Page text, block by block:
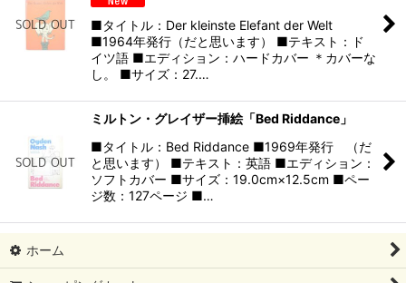
■タイトル：Der kleinste Elefant der Welt
■1964年発行（だと思います） ■テキスト：ド
イツ語 ■エディション：ハードカバー ＊カバーな
し。 ■サイズ：27.…
ミルトン・グレイザー挿絵「Bed Riddance」
■タイトル：Bed Riddance ■1969年発行 （だ
と思います） ■テキスト：英語 ■エディション：
ソフトカバー ■サイズ：19.0cm×12.5cm ■ペー
ジ数：127ページ ■…
ホーム